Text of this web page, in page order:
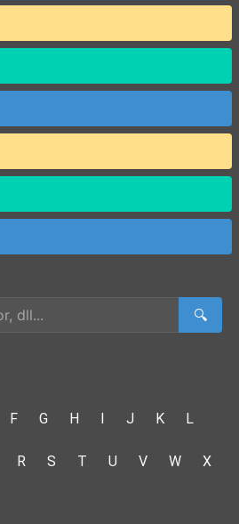
🔍
F G H I J K L
R S T U V W X